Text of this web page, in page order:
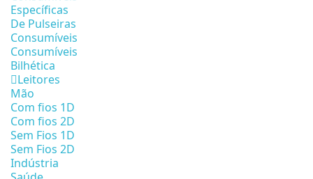
Específicas
De Pulseiras
Consumíveis
Consumíveis
Bilhética
Leitores
Mão
Com fios 1D
Com fios 2D
Sem Fios 1D
Sem Fios 2D
Indústria